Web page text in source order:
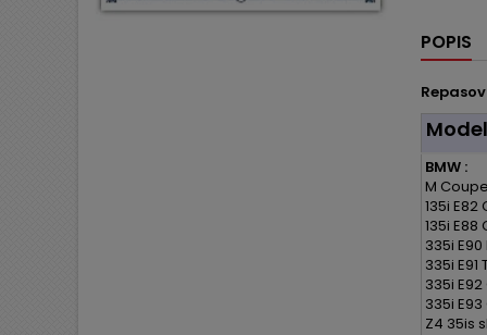
POPIS
Model
BMW :
M
135i
135i
335i
335i
335i
335i
Z4 35is